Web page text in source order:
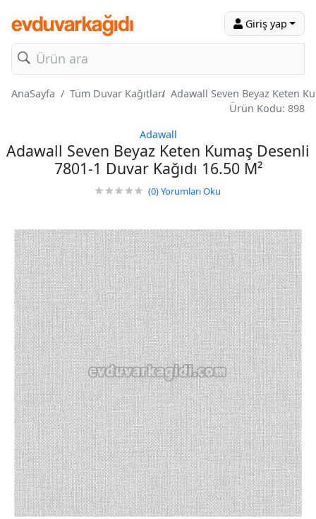
Giriş yap
AnaSayfa Tüm Duvar Kağıtları Adawall Seven Beyaz Keten
Ürün Kodu: 898
Adawall
Adawall Seven Beyaz Keten Kumaş Desenli
7801-1 Duvar Kağıdı 16.50 M²
(0)Yorumları Oku